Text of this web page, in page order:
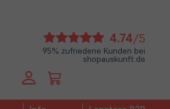
4.74/5
95% zufriedene Kunden bei
shopauskunft.de